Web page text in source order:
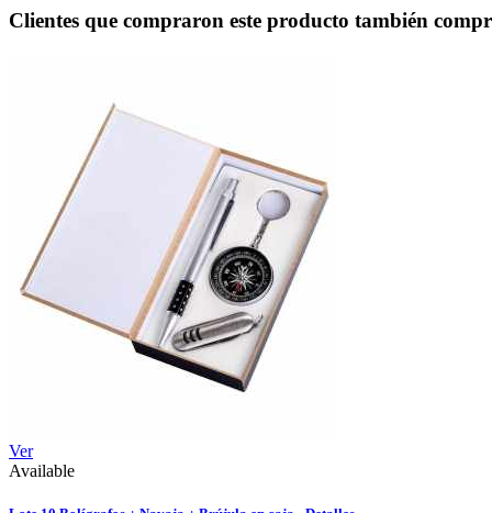
Clientes que compraron este producto también
Ver
Available